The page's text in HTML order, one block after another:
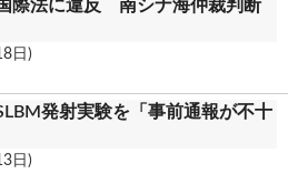
際法に違反 南シナ海仲裁判断
日)
発射実験を「事前通報が不十
日)